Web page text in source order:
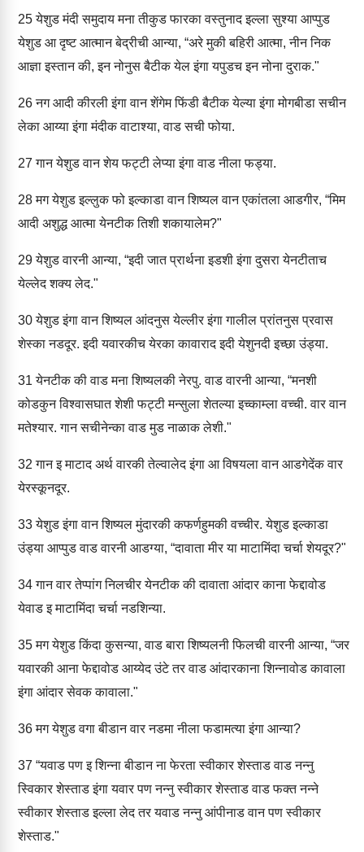
25येशुड मंदी समुदाय मना तीकुड फारका वस्तुनाद इल्ला सुश्या आप्पुड
येशुड आ दृष्ट आत्मान बेद्रीची आन्या, “अरे मुकी बहिरी आत्मा, नीन निक
आज्ञा इस्तान की, इन नोनुस बैटीक येल इंगा यपुडच इन नोना दुराक."
26नग आदी कीरली इंगा वान शेंगेम फिंडी बैटीक येल्या इंगा मोगबीडा सचीन
लेका आय्या इंगा मंदीक वाटाश्या, वाड सची फोया.
27 गान येशुड वान शेय फट्टी लेप्या इंगा वाड नीला फड्या.
28मग येशुड इल्लुक फो इल्काडा वान शिष्यल वान एकांतला आडगीर, “मिम
आदी अशुद्ध आत्मा येनटीक तिशी शकायालेम?"
29येशुड वारनी आन्या, “इदी जात प्रार्थना इडशी इंगा दुसरा येनटीताच
येल्लेद शक्य लेद."
30येशुड इंगा वान शिष्यल आंदनुस येल्लीर इंगा गालील प्रांतनुस प्रवास
शेस्का नडदूर. इदी यवारकीच येरका कावाराद इदी येशुनदी इच्छा उंड्या.
31 येनटीक की वाड मना शिष्यलकी नेरपु. वाड वारनी आन्या, “मनशी
कोडकुन विश्वासघात शेशी फट्टी मन्सुला शेतल्या इच्काम्ला वच्ची. वार वान
मतेश्यार. गान सचीनेन्का वाड मुड नाळाक लेशी."
32 गान इ माटाद अर्थ वारकी तेल्वालेद इंगा आ विषयला वान आडगेदेंक वार
येरस्कूनदूर.
33येशुड इंगा वान शिष्यल मुंदारकी कफर्णहुमकी वच्चीर. येशुड इल्काडा
उंड्या आप्पुड वाड वारनी आडग्या, “दावाता मीर या माटामिंदा चर्चा शेयदूर?"
34गान वार तेप्पांग निलचीर येनटीक की दावाता आंदार काना फेद्दावोड
येवाड इ माटामिंदा चर्चा नडशिन्या.
35मग येशुड किंदा कुसन्या, वाड बारा शिष्यलनी फिलची वारनी आन्या, “जर
यवारकी आना फेद्दावोड आय्येद उंटे तर वाड आंदारकाना शिन्नावोड कावाला
इंगा आंदार सेवक कावाला."
36मग येशुड वगा बीडान वार नडमा नीला फडामत्या इंगा आन्या?
37 “यवाड पण इ शिन्ना बीडान ना फेरता स्वीकार शेस्ताड वाड नन्नु
स्विकार शेस्ताड इंगा यवार पण नन्नु स्वीकार शेस्ताड वाड फक्त नन्ने
स्वीकार शेस्ताड इल्ला लेद तर यवाड नन्नु आंपीनाड वान पण स्वीकार
शेस्ताड."